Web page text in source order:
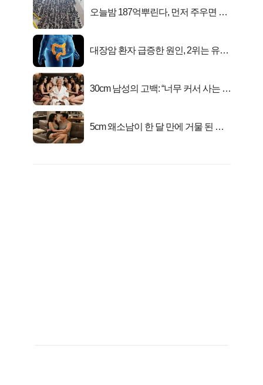
오늘밤 187억뿌린다, 먼저 주우면 최
대장암 환자 급증한 원인, 2위는 유산
30cm 남성의 고백: “너무 커서 사는 게
5cm 왜소남이 한 달 만에 거물 된 사